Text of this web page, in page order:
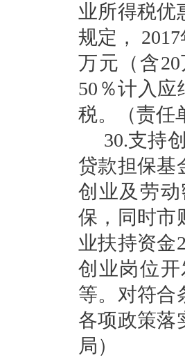
业所得税优
规定，
万元（含
50％计入应
税。（责任
30.支持
贷款担保基
创业及劳
保，同时市
业扶持资金
创业岗位
等。对符合
各项政策落
局）